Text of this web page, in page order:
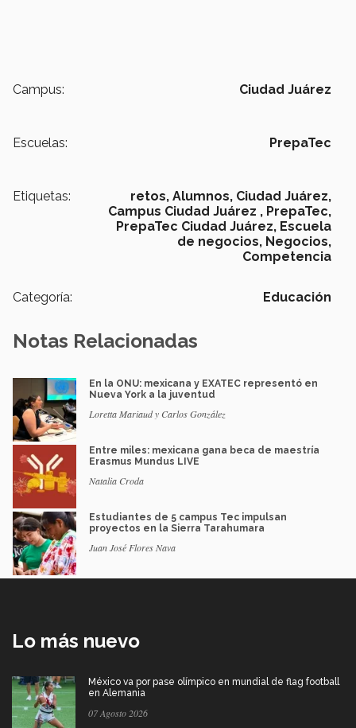
Campus: Ciudad Juárez
Escuelas: PrepaTec
Etiquetas: retos, Alumnos, Ciudad Juárez,
Campus Ciudad Juárez , PrepaTec,
PrepaTec Ciudad Juárez, Escuela
de negocios, Negocios,
Competencia
Categoría: Educación
Notas Relacionadas
En la ONU: mexicana y EXATEC representó en
Nueva York a la juventud
Loretta Mariaud y Carlos González
Entre miles: mexicana gana beca de maestría
Erasmus Mundus LIVE
Natalia Croda
Estudiantes de 5 campus Tec impulsan
proyectos en la Sierra Tarahumara
Juan José Flores Nava
Lo más nuevo
México va por pase olímpico en mundial de flag football
en Alemania
07 Agosto 2026